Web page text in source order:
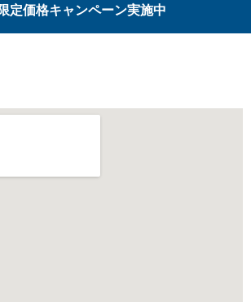
定価格キャンペーン実施中